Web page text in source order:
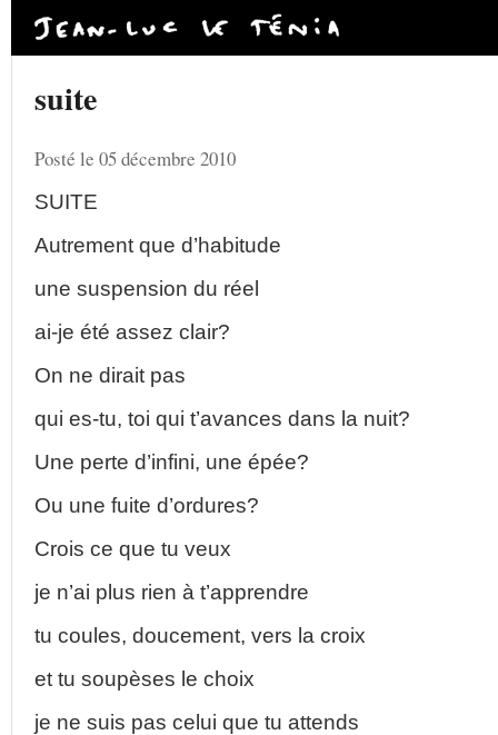
suite
Posté le 05 décembre 2010
SUITE
Autrement que d’habitude
une suspension du réel
ai-je été assez clair?
On ne dirait pas
qui es-tu, toi qui t’avances dans la nuit?
Une perte d’infini, une épée?
Ou une fuite d’ordures?
Crois ce que tu veux
je n’ai plus rien à t’apprendre
tu coules, doucement, vers la croix
et tu soupèses le choix
je ne suis pas celui que tu attends